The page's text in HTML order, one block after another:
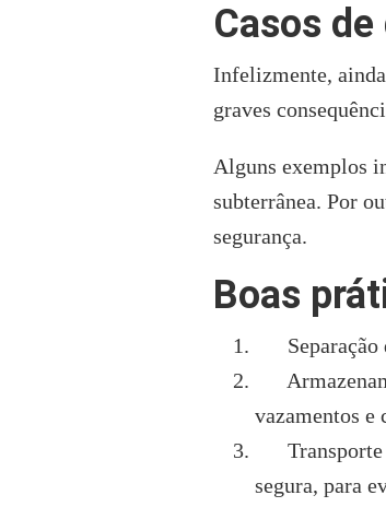
Casos
Infelizmente,
graves
Alguns exemplos
subterrânea. Por
segurança.
Boas
Separação
vazamentos e
Transporte
segura, para